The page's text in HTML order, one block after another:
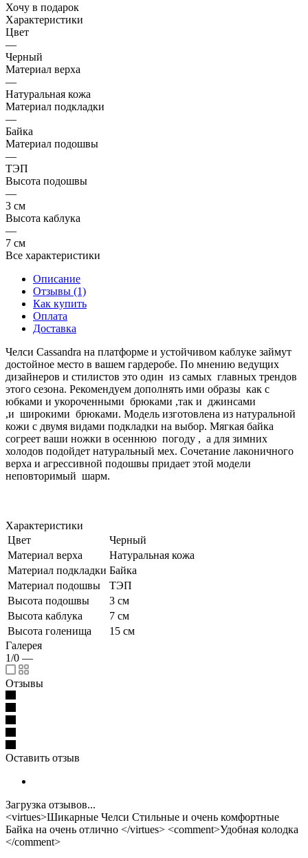
Хочу в подарок
Характеристики
Цвет
—
Черный
Материал верха
—
Натуральная кожа
Материал подкладки
—
Байка
Материал подошвы
—
ТЭП
Высота подошвы
—
3 см
Высота каблука
—
7 см
Все характеристики
Описание
Отзывы (1)
Как купить
Оплата
Доставка
Челси Cassandra на платформе и устойчивом каблуке займут
достойное место в вашем гардеробе. По мнению ведущих
дизайнеров и стилистов это один из самых главных трендов
этого сезона. Рекомендуем дополнять ими образы как с
юбками и укороченными брюками ,так и джинсами
,и широкими брюками. Модель изготовлена из натуральной
кожи с двумя видами подкладки на выбор. Мягкая байка
согреет ваши ножки в осеннюю погоду , а для зимних
холодов подойдет натуральный мех. Сочетание лаконичного
верха и агрессивной подошвы придает этой модели
неповторимый шарм.
Характеристики
Цвет
Черный
Материал верха
Натуральная кожа
Материал подкладки Байка
Материал подошвы
ТЭП
Высота подошвы
3 см
Высота каблука
7 см
Высота голенища
15 см
Галерея
1/0 —
Отзывы
Оставить отзыв
Загрузка отзывов...
<virtues>Шикарные Челси Стильные и очень комфортные
Байка на очень отлично </virtues> <comment>Удобная колодка
</comment>